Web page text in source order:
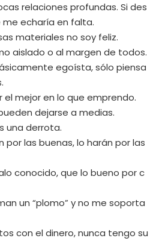
relaciones profundas. Si des
echaría en falta.
materiales no soy feliz.
aislado o al margen de todos.
egoísta, sólo piensa
el mejor en lo que emprendo.
dejarse a medias.
una derrota.
por las buenas, lo harán por las
conocido, que lo bueno por c
un “plomo” y no me soporta
con el dinero, nunca tengo su